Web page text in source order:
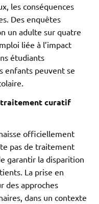
les conséquences
Des enquêtes
un adulte sur quatre
liée à l’impact
étudiants
enfants peuvent se
traitement curatif
officiellement
pas de traitement
garantir la disparition
La prise en
des approches
dans un contexte